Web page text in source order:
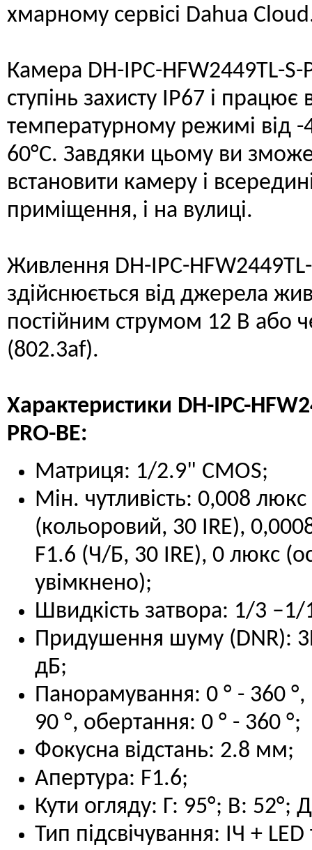
хмарному сервісі Dahua
Камера DH-IPC-HFW2449TL-S-
ступінь захисту IP67 і
температурному режимі від -
60°C. Завдяки цьому ви
встановити камеру і
приміщення, і на вулиці.
Живлення DH-IPC-HFW2449TL-
здійснюється від джерела
постійним струмом 12 В або
(802.3af).
Характеристики DH-IPC-
PRO-BE:
Матриця: 1/2.9" CMOS;
Мін. чутливість: 0,008
(кольоровий, 30 IRE),
F1.6 (Ч/Б, 30 IRE), 0 люкс
увімкнено);
Швидкість затвора: 1/3 –1/
Придушення шуму (DNR):
дБ;
Панорамування: 0 ° - 360 °,
90 °, обертання: 0 ° - 360 °;
Фокусна відстань: 2.8 мм;
Апертура: F1.6;
Кути огляду: Г: 95°; В: 52°;
Тип підсвічування: ІЧ +